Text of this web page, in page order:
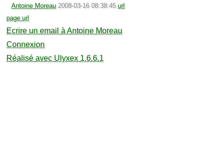
Antoine Moreau 2008-03-16 08:38:45 url
page url
Ecrire un email à Antoine Moreau
Connexion
Réalisé avec Ulyxex 1.6.6.1